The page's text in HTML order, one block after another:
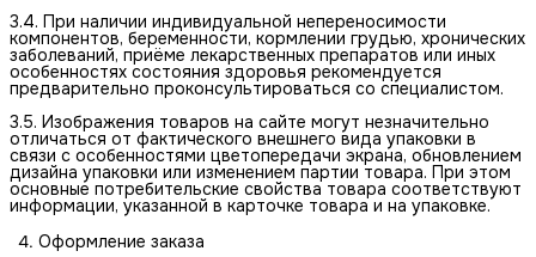
3.4. При наличии индивидуальной непереносимости
компонентов, беременности, кормлении грудью, хронических
заболеваний, приёме лекарственных препаратов или иных
особенностях состояния здоровья рекомендуется
предварительно проконсультироваться со специалистом.
3.5. Изображения товаров на сайте могут незначительно
отличаться от фактического внешнего вида упаковки в
связи с особенностями цветопередачи экрана, обновлением
дизайна упаковки или изменением партии товара. При этом
основные потребительские свойства товара соответствуют
информации, указанной в карточке товара и на упаковке.
Оформление заказа